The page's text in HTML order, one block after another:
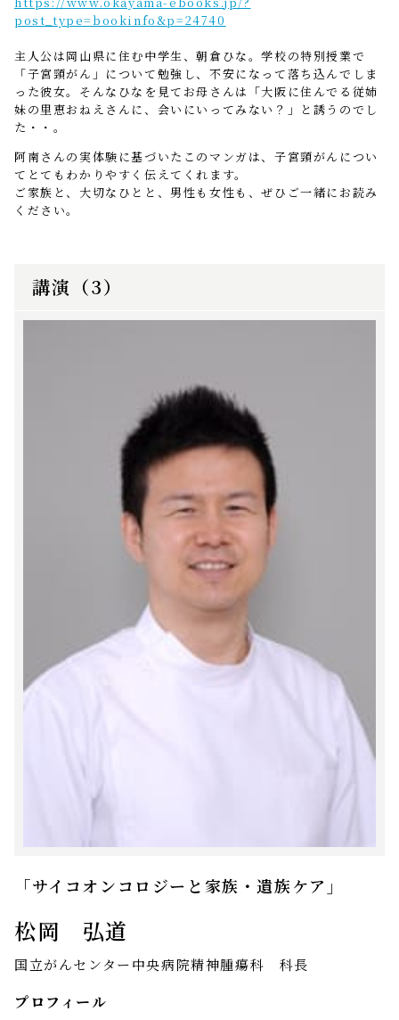
post_type=bookinfo&p=24740
主人公は岡山県に住む中学生、朝倉ひな。学校の特別授業で
「子宮頸がん」について勉強し、不安になって落ち込んでしま
った彼女。そんなひなを見てお母さんは「大阪に住んでる従姉
妹の里恵おねえさんに、会いにいってみない？」と誘うのでし
た・・。
阿南さんの実体験に基づいたこのマンガは、子宮頸がんについ
てとてもわかりやすく伝えてくれます。
ご家族と、大切なひとと、男性も女性も、ぜひご一緒にお読み
ください。
講演（3）
「サイコオンコロジーと家族・遺族ケア」
松岡 弘道
国立がんセンター中央病院精神腫瘍科 科長
プロフィール